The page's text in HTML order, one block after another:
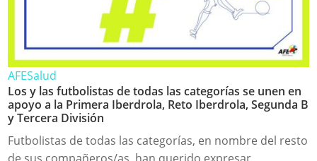
AFESalud
Los y las futbolistas de todas las categorías se unen en
apoyo a la Primera Iberdrola, Reto Iberdrola, Segunda B
y Tercera División
Futbolistas de todas las categorías, en nombre del resto